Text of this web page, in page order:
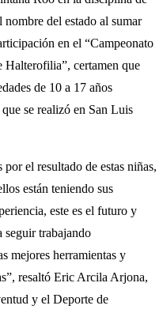
nombre del estado al sumar
en el “Campeonato
certamen que
de 10 a 17 años
se realizó en San Luis
el resultado de estas niñas,
están teniendo sus
este es el futuro y
seguir trabajando
mejores herramientas y
resaltó Eric Arcila Arjona,
y el Deporte de